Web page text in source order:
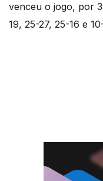
venceu o jogo, por
19, 25-27, 25-16 e